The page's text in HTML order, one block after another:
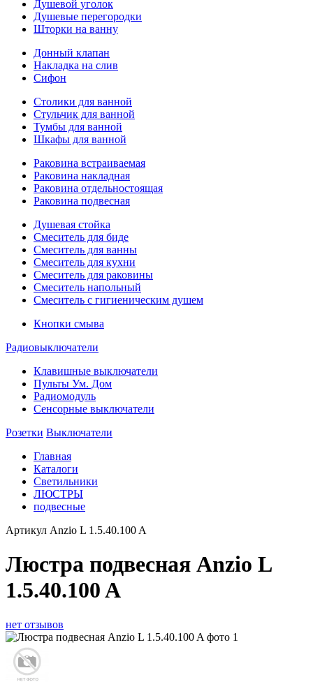
Душевой уголок
Душевые перегородки
Шторки на ванну
Донный клапан
Накладка на слив
Сифон
Столики для ванной
Стульчик для ванной
Тумбы для ванной
Шкафы для ванной
Раковина встраиваемая
Раковина накладная
Раковина отдельностоящая
Раковина подвесная
Душевая стойка
Смеситель для биде
Смеситель для ванны
Смеситель для кухни
Смеситель для раковины
Смеситель напольный
Смеситель с гигиеническим душем
Кнопки смыва
Радиовыключатели
Клавишные выключатели
Пульты Ум. Дом
Радиомодуль
Сенсорные выключатели
Розетки Выключатели
Главная
Каталоги
Светильники
ЛЮСТРЫ
подвесные
Артикул Anzio L 1.5.40.100 A
Люстра подвесная Anzio L
1.5.40.100 A
нет отзывов